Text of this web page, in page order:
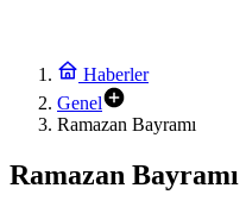
Haberler
Genel
Ramazan Bayramı
Ramazan Bayramı